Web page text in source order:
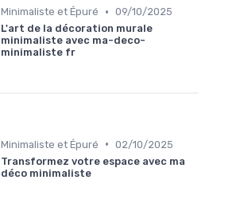
Minimaliste et Épuré • 09/10/2025
L'art de la décoration murale
minimaliste avec ma-deco-
minimaliste fr
Minimaliste et Épuré • 02/10/2025
Transformez votre espace avec ma
déco minimaliste